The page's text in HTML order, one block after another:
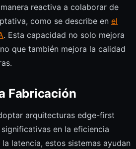
reactiva a colaborar de
como se describe en el
. Esta capacidad no solo mejora
que también mejora la calidad
Fabricación
arquitecturas edge-first
en la eficiencia
latencia, estos sistemas ayudan